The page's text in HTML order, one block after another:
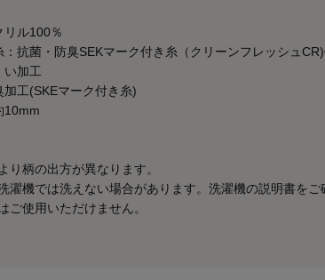
リル100％
：抗菌・防臭SEKマーク付き糸（クリーンフレッシュ
い加工
加工(SKEマーク付き糸)
10mm
り柄の出方が異なります。
濯機では洗えない場合があります。洗濯機の説明書をご
ご使用いただけません。